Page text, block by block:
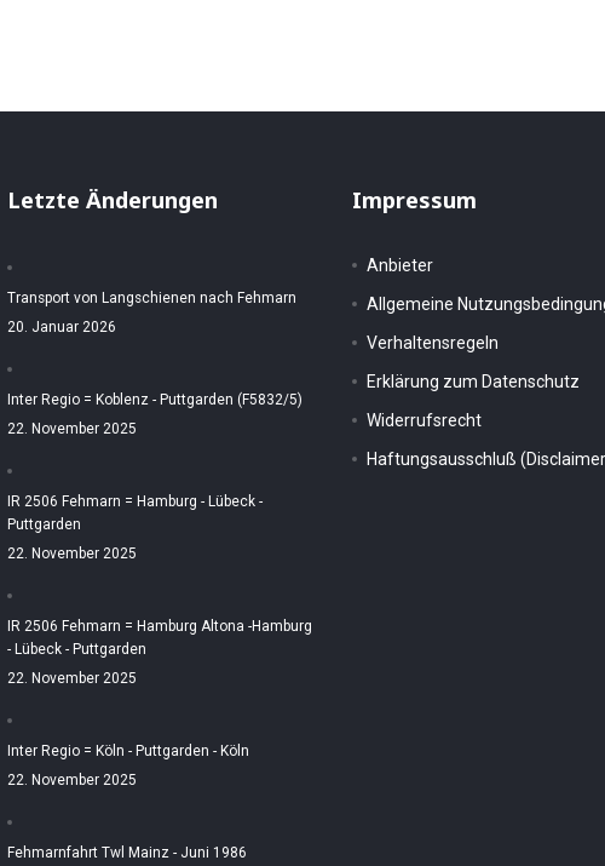
Letzte Änderungen
Transport von Langschienen nach Fehmarn
20. Januar 2026
Inter Regio = Koblenz - Puttgarden (F5832/5)
22. November 2025
IR 2506 Fehmarn = Hamburg - Lübeck -
Puttgarden
22. November 2025
IR 2506 Fehmarn = Hamburg Altona -Hamburg
- Lübeck - Puttgarden
22. November 2025
Inter Regio = Köln - Puttgarden - Köln
22. November 2025
Fehmarnfahrt Twl Mainz - Juni 1986
Impressum
Anbieter
Allgemeine
Verhaltensregeln
Erklärung zum Datenschutz
Widerrufsrecht
Haftungsausschluß